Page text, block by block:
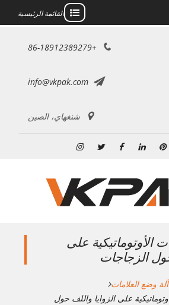
القائمة الرئيسية
+86-18912389279
info@vkpak.com
شنغهاي، الصين
الأوتوماتيكية على
الزجاجات
آلة وضع العلامات
على الزوايا واللف حول